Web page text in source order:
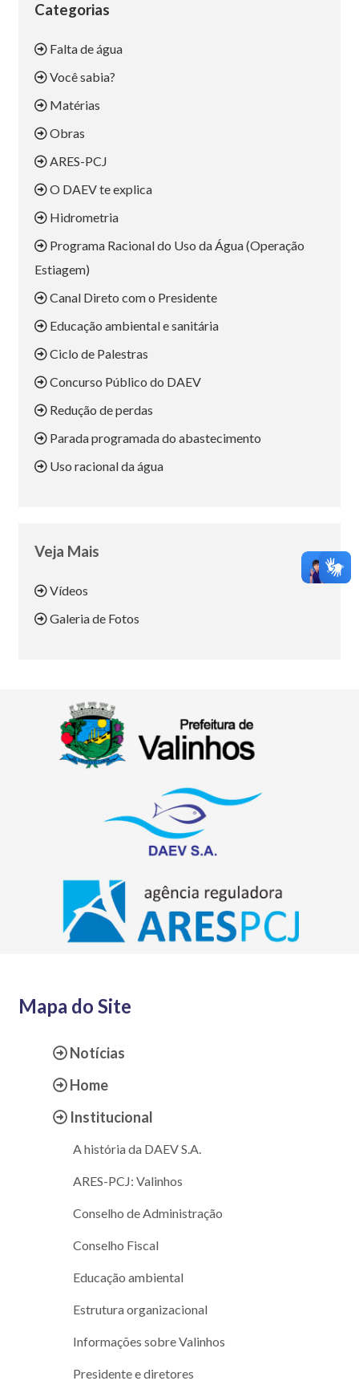
Categorias
Falta de água
Você sabia?
Matérias
Obras
ARES-PCJ
O DAEV te explica
Hidrometria
Programa Racional do Uso da Água (Operação
Estiagem)
Canal Direto com o Presidente
Educação ambiental e sanitária
Ciclo de Palestras
Concurso Público do DAEV
Redução de perdas
Parada programada do abastecimento
Uso racional da água
Veja Mais
Vídeos
Galeria de Fotos
Mapa do Site
Notícias
Home
Institucional
A história da DAEV S.A.
ARES-PCJ: Valinhos
Conselho de Administração
Conselho Fiscal
Educação ambiental
Estrutura organizacional
Informações sobre Valinhos
Presidente e diretores